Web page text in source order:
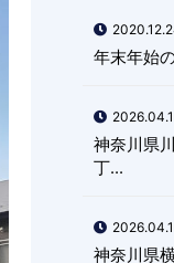
年末年始
神奈川県
丁...
神奈川県